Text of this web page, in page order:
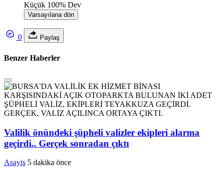
Küçük 100% Dev
Varsayılana dön
0 Paylaş
Benzer Haberler
Valilik önündeki şüpheli valizler ekipleri alarma
geçirdi.. Gerçek sonradan çıktı
Asayiş 5 dakika önce